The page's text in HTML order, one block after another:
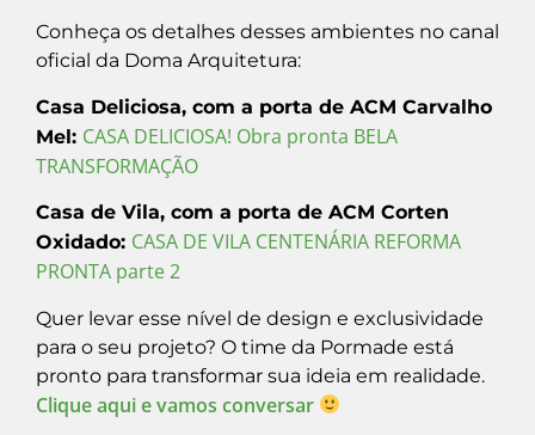
Conheça os detalhes desses ambientes no canal
oficial da Doma Arquitetura:
Casa Deliciosa, com a porta de ACM Carvalho
Mel: CASA DELICIOSA! Obra pronta BELA
TRANSFORMAÇÃO
Casa de Vila, com a porta de ACM Corten
Oxidado: CASA DE VILA CENTENÁRIA REFORMA
PRONTA parte 2
Quer levar esse nível de design e exclusividade
para o seu projeto? O time da Pormade está
pronto para transformar sua ideia em realidade.
Clique aqui e vamos conversar